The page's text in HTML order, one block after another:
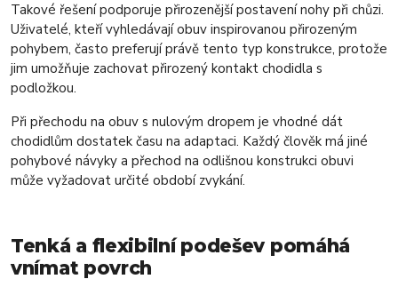
Takové řešení podporuje přirozenější postavení nohy při chůzi.
Uživatelé, kteří vyhledávají obuv inspirovanou přirozeným
pohybem, často preferují právě tento typ konstrukce, protože
jim umožňuje zachovat přirozený kontakt chodidla s
podložkou.
Při přechodu na obuv s nulovým dropem je vhodné dát
chodidlům dostatek času na adaptaci. Každý člověk má jiné
pohybové návyky a přechod na odlišnou konstrukci obuvi
může vyžadovat určité období zvykání.
Tenká a flexibilní podešev pomáhá
vnímat povrch